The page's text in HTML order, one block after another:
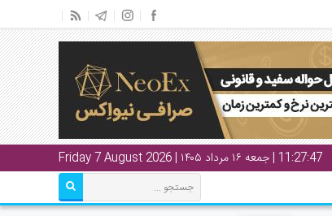
11:27:48 | جمعه ۱۶ مرداد ۱۴۰۵ | Friday 7 August 2026